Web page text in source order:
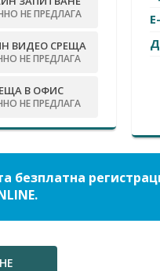
НЕ ПРЕДЛАГА
ВИДЕО СРЕЩА
НЕ ПРЕДЛАГА
В ОФИС
НЕ ПРЕДЛАГА
безплатна